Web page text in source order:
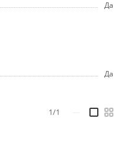
Да
Да
1/1